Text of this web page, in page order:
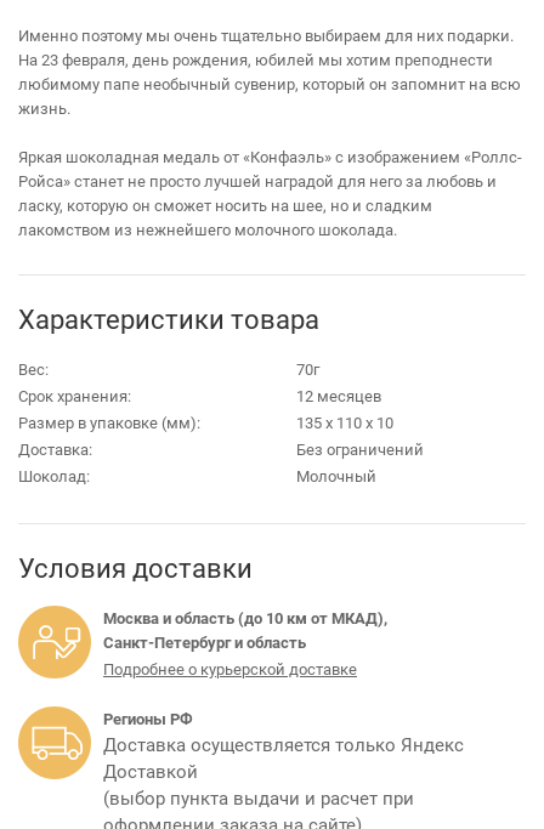
Именно поэтому мы очень тщательно выбираем для них подарки.
На 23 февраля, день рождения, юбилей мы хотим преподнести
любимому папе необычный сувенир, который он запомнит на всю
жизнь.
Яркая шоколадная медаль от «Конфаэль» с изображением «Роллс-
Ройса» станет не просто лучшей наградой для него за любовь и
ласку, которую он сможет носить на шее, но и сладким
лакомством из нежнейшего молочного шоколада.
Характеристики товара
Вес:
70г
Срок хранения:
12 месяцев
Размер в упаковке (мм):
135 х 110 х 10
Доставка:
Без ограничений
Шоколад:
Молочный
Условия доставки
Москва и область (до 10 км от МКАД),
Санкт-Петербург и область
Подробнее о курьерской доставке
Регионы РФ
Доставка осуществляется только Яндекс
Доставкой
(выбор пункта выдачи и расчет при